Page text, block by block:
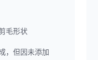
毛形状
，但因未添加